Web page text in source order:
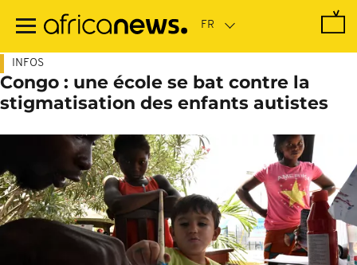
contenu
INFOS
Congo : une école se bat contre la
stigmatisation des enfants autistes